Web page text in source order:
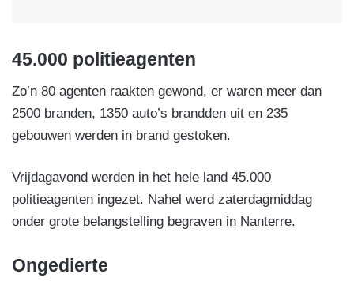
45.000 politieagenten
Zo’n 80 agenten raakten gewond, er waren meer dan
2500 branden, 1350 auto’s brandden uit en 235
gebouwen werden in brand gestoken.
Vrijdagavond werden in het hele land 45.000
politieagenten ingezet. Nahel werd zaterdagmiddag
onder grote belangstelling begraven in Nanterre.
Ongedierte